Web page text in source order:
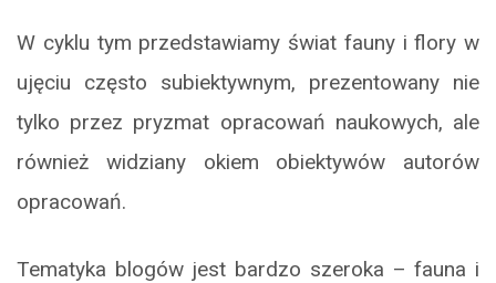
W cyklu tym przedstawiamy świat fauny i flory w
ujęciu często subiektywnym, prezentowany nie
tylko przez pryzmat opracowań naukowych, ale
również widziany okiem obiektywów autorów
opracowań.
Tematyka blogów jest bardzo szeroka – fauna i